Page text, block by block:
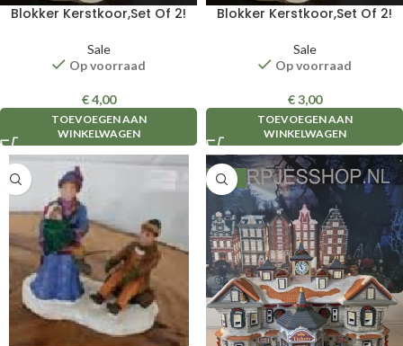
Blokker Kerstkoor,Set Of 2!
Sale
Op voorraad
€4,00
TOEVOEGEN AAN
WINKELWAGEN
Blokker Kerstkoor,Set Of 2!
Sale
Op voorraad
€3,00
TOEVOEGEN AAN
WINKELWAGEN
-17%